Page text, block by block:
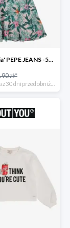
Sukienka 'Julia' PEPE JEANS -51%
zł*